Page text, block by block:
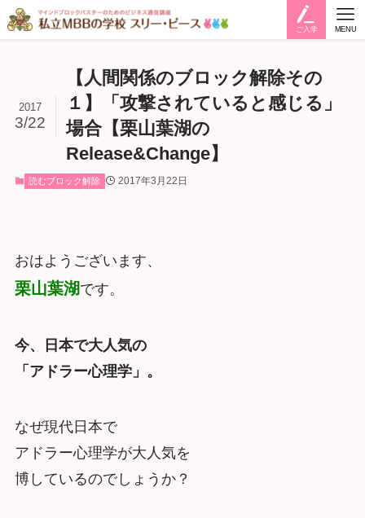
ご入学 MENU
【人間関係のブロック解除その
１】「攻撃されていると感じる」
場合【栗山葉湖の
Release&Change】
2017
3/22
読むブロック解除 2017年3月22日
おはようございます、
栗山葉湖です。
今、日本で大人気の
「アドラー心理学」。
なぜ現代日本で
アドラー心理学が大人気を
博しているのでしょうか？